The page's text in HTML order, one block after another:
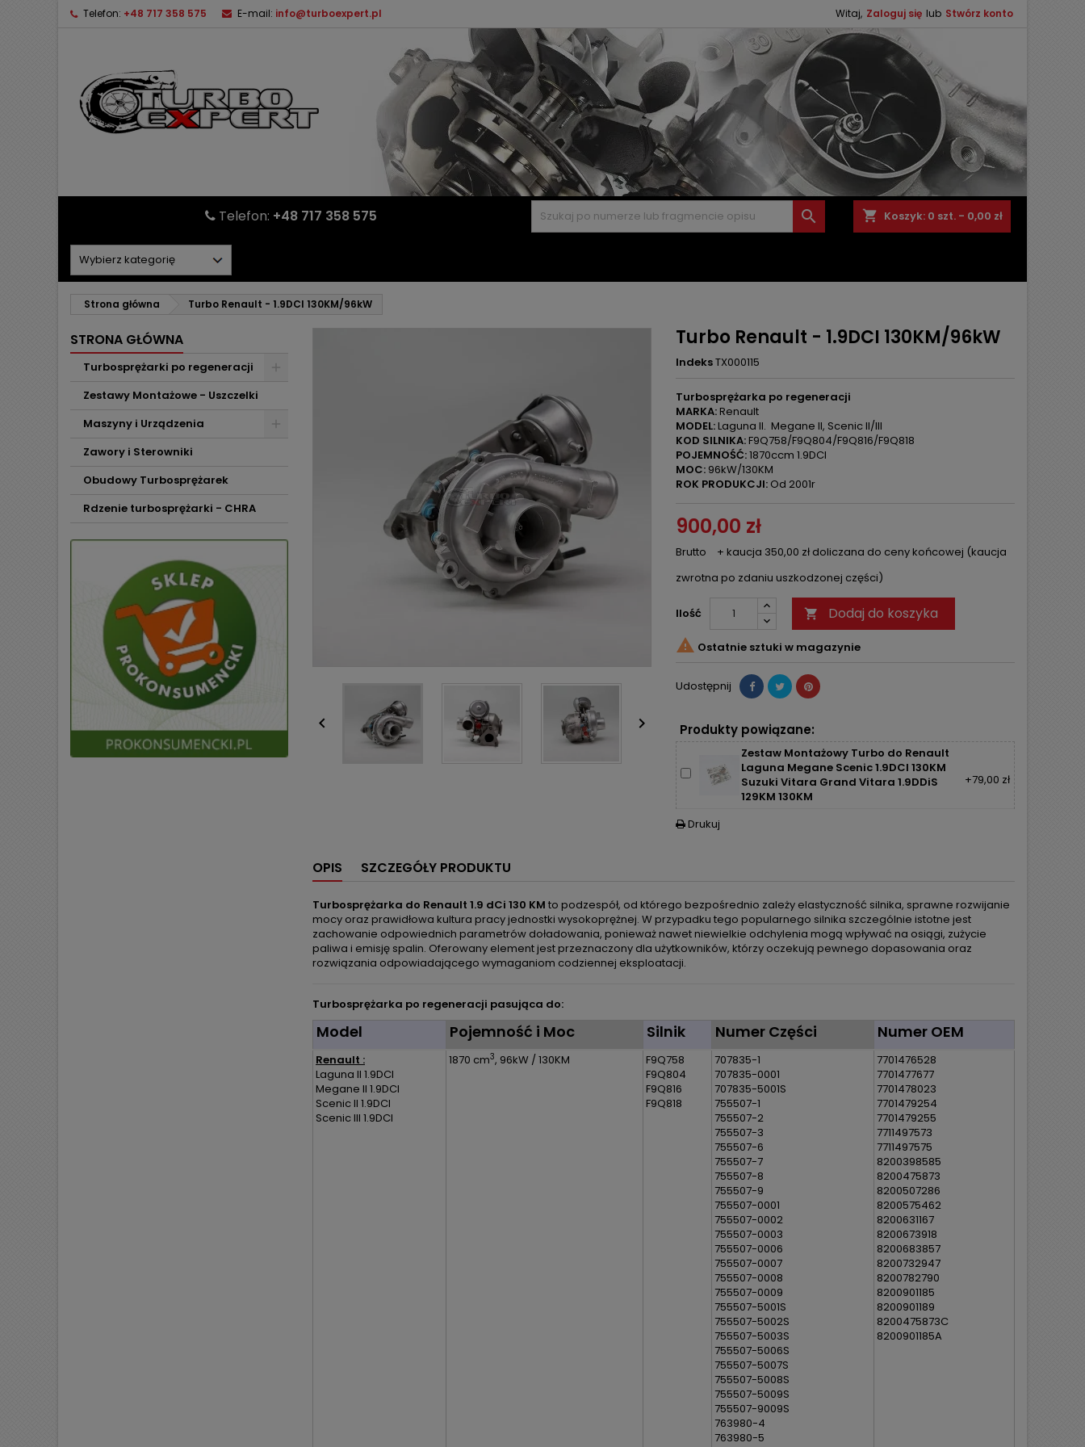
Telefon: +48 717 358 575 E-mail: info@turboexpert.pl Witaj, Zaloguj się lub Stwórz konto
shopping_cart Koszyk: 0 szt. - 0,00 zł

Telefon: +48 717 358 575
Strona główna Turbo Renault - 1.9DCI 130KM/96kW
STRONA GŁÓWNA
Turbosprężarki po regeneracji
Zestawy Montażowe - Uszczelki
Maszyny i Urządzenia
Zawory i Sterowniki
Obudowy Turbosprężarek
Rdzenie turbosprężarki - CHRA
 
Turbo Renault - 1.9DCI 130KM/96kW
IndeksTX000115
Turbosprężarka po regeneracji
MARKA:Renault
MODEL:Laguna II. Megane II, Scenic II/III
KOD SILNIKA:F9Q758/F9Q804/F9Q816/F9Q818
POJEMNOŚĆ:1870ccm 1.9DCI
MOC: 96kW/130KM
ROK PRODUKCJI: Od 2001r
900,00 zł
Brutto
+ kaucja 350,00 zł doliczana do ceny końcowej (kaucja
zwrotna po zdaniu uszkodzonej części)
Ilość  Dodaj do koszyka
 Ostatnie sztuki w magazynie
Udostępnij
Produkty powiązane:
Zestaw Montażowy Turbo do Renault
Laguna Megane Scenic 1.9DCI 130KM
Suzuki Vitara Grand Vitara 1.9DDiS
129KM 130KM
+79,00 zł
 Drukuj
OPIS SZCZEGÓŁY PRODUKTU
Turbosprężarka do Renault 1.9 dCi 130 KM to podzespół, od którego bezpośrednio zależy elastyczność silnika, sprawne rozwijanie
mocy oraz prawidłowa kultura pracy jednostki wysokoprężnej. W przypadku tego popularnego silnika szczególnie istotne jest
zachowanie odpowiednich parametrów doładowania, ponieważ nawet niewielkie odchylenia mogą wpływać na osiągi, zużycie
paliwa i emisję spalin. Oferowany element jest przeznaczony dla użytkowników, którzy oczekują pewnego dopasowania oraz
rozwiązania odpowiadającego wymaganiom codziennej eksploatacji.
Turbosprężarka po regeneracji pasująca do:
Model Pojemność i Moc Silnik Numer Części Numer OEM
Renault :
Laguna II 1.9DCI
Megane II 1.9DCI
Scenic II 1.9DCI
Scenic III 1.9DCI
1870 cm3, 96kW / 130KM
F9Q758
F9Q804
F9Q816
F9Q818
707835-1
707835-0001
707835-5001S
755507-1
755507-2
755507-3
755507-6
755507-7
755507-8
755507-9
755507-0001
755507-0002
755507-0003
755507-0006
755507-0007
755507-0008
755507-0009
755507-5001S
755507-5002S
755507-5003S
755507-5006S
755507-5007S
755507-5008S
755507-5009S
755507-9009S
763980-4
763980-5
7701476528
7701477677
7701478023
7701479254
7701479255
7711497573
7711497575
8200398585
8200475873
8200507286
8200575462
8200631167
8200673918
8200683857
8200732947
8200782790
8200901185
8200901189
8200475873C
8200901185A